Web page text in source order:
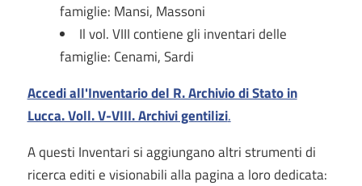
famiglie: Mansi, Massoni
Il vol. VIII contiene gli inventari delle
famiglie: Cenami, Sardi
Accedi all'Inventario del R. Archivio di Stato in
Lucca. Voll. V-VIII. Archivi gentilizi.
A questi Inventari si aggiungano altri strumenti di
ricerca editi e visionabili alla pagina a loro dedicata: